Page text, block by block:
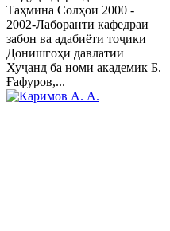
Таҳмина Солҳои 2000 -
2002-Лаборанти кафедраи
забон ва адабиёти тоҷики
Донишгоҳи давлатии
Хуҷанд ба номи академик Б.
Ғафуров,...